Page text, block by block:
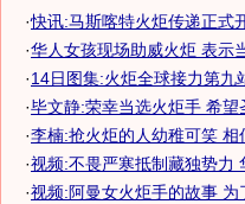
·快讯:马斯喀特火炬传递正式
·华人女孩现场助威火炬 表示
·14日图集:火炬全球接力第
·毕文静:荣幸当选火炬手 希望
·李楠:抢火炬的人幼稚可笑 相
·视频:不畏严寒抵制藏独势力
·视频:阿曼女火炬手的故事 为